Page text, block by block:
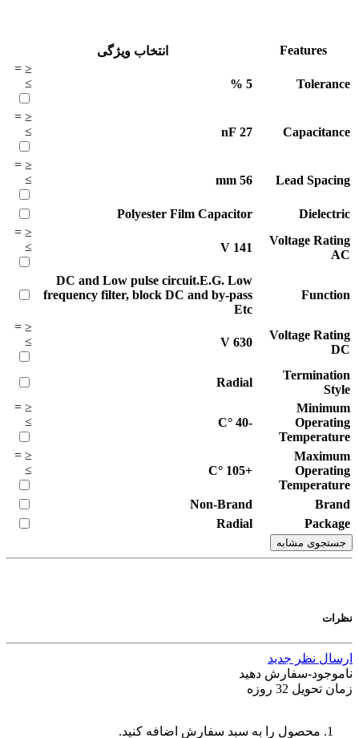
Features انتخاب ویژگی
Tolerance
5
%
≤
=
≥
Capacitance
27
nF
≤
=
≥
Lead Spacing
56
mm
≤
=
≥
Dielectric
Polyester Film Capacitor
Voltage Rating
AC
141
V
≤
=
≥
Function
DC and Low pulse circuit.E.G. Low
frequency filter, block DC and by-pass
Etc
Voltage Rating
DC
630
V
≤
=
≥
Termination
Style
Radial
Minimum
Operating
Temperature
-40
°C
≤
=
≥
Maximum
Operating
Temperature
+105
°C
≤
=
≥
Brand
Non-Brand
Package
Radial
جستجوی مشابه
نظرات
ارسال نظر جدید
ناموجود-سفارش دهید
زمان تحویل 32 روزه
محصول را به سبد سفارش اضافه کنید.